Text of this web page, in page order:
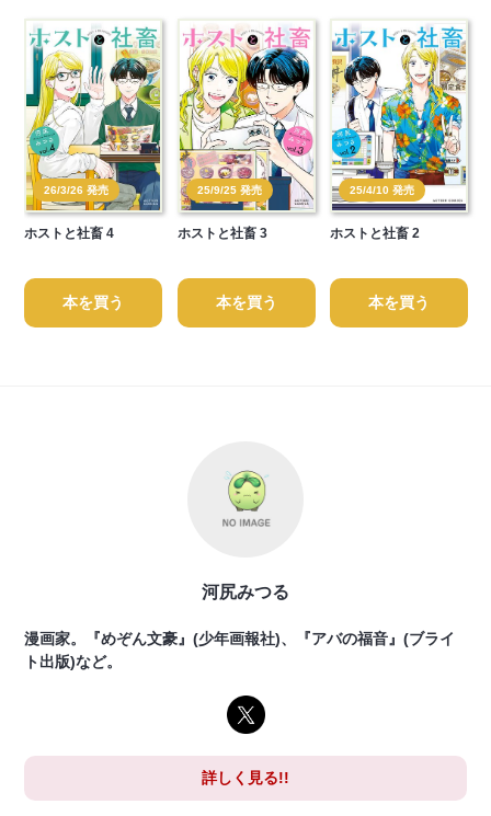
26/3/26 発売
ホストと社畜 4
本を買う
25/9/25 発売
ホストと社畜 3
本を買う
25/4/10 発売
ホストと社畜 2
本を買う
河尻みつる
漫画家。『めぞん文豪』(少年画報社)、『アバの福音』(ブライ
ト出版)など。
詳しく見る!!